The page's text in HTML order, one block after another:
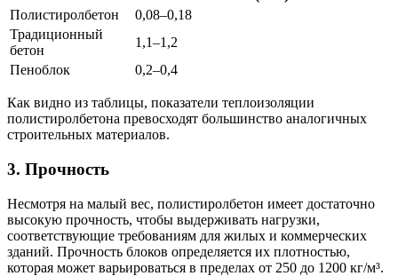
Полистиролбетон
0,08–0,18
Традиционный
бетон
1,1–1,2
Пеноблок
0,2–0,4
Как видно из таблицы, показатели теплоизоляции
полистиролбетона превосходят большинство аналогичных
строительных материалов.
3. Прочность
Несмотря на малый вес, полистиролбетон имеет достаточно
высокую прочность, чтобы выдерживать нагрузки,
соответствующие требованиям для жилых и коммерческих
зданий. Прочность блоков определяется их плотностью,
которая может варьироваться в пределах от 250 до 1200 кг/м³.